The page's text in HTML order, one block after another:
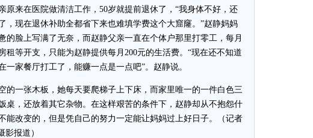
原来在医院做清洁工作，50岁就提前退休了，“我身体不好，还
，现在退休补助全都省下来也难填学费这个大窟窿。”赵静妈妈
的脸上写满了无奈，而赵静父亲一直在个体户那里打零工，每月
租等开支，只能为赵静提供每月200元的生活费。“现在还不知道
一家餐厅打工了，能赚一点是一点吧”。赵静说。
一张木板，她每天要爬梯子上下床，而家里唯一的一件白色三
桌，还放着其它杂物。在这样艰苦的条件下，赵静却从不抱怨什
能改变的，但是凭自己的努力一定能让妈妈过上好日子。（记者
报道）